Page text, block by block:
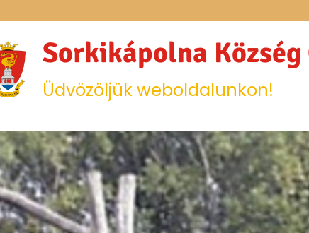
Sorkikápolna
Üdvözöljük weboldalunkon!